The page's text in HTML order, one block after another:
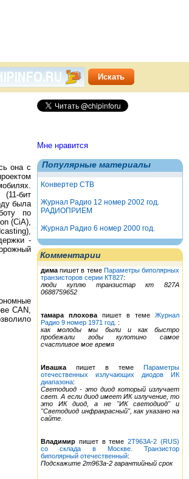
Мне нравится
Популярные материалы
Конвертер СТВ
Журнал Радио 12 номер 2002 год.
РАДИОПРИЕМ
Журнал Радио 6 номер 2000 год.
Комментарии
дима пишет в теме Параметры биполярных
транзисторов серии КТ827:
люди куплю транзистар кт 827А
0688759652
тамара плохова пишет в теме Журнал
Радио 9 номер 1971 год. :
как молоды мы были и как быстро
пробежали годы кулотино самое
счастливое мое время
Ивашка пишет в теме Параметры
отечественных излучающих диодов ИК
диапазона:
Светодиод - это диод который излучает
свет. А если диод имеет ИК излучение, то
это ИК диод, а не "ИК светодиод" и
"Светодиод инфракрасный", как указано на
сайте.
Владимир пишет в теме2Т963А-2 (RUS)
со склада в Москве. Транзистор
биполярный отечественный:
Подскажите 2т963а-2 гарантийный срок
она с
бит
была
по
(CiA),
-
CAN,